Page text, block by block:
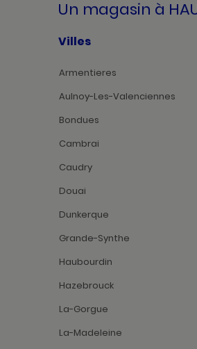
Un magasin à
Villes
Armentieres
Aulnoy-Les-Valenciennes
Bondues
Cambrai
Caudry
Douai
Dunkerque
Grande-Synthe
Haubourdin
Hazebrouck
La-Gorgue
La-Madeleine